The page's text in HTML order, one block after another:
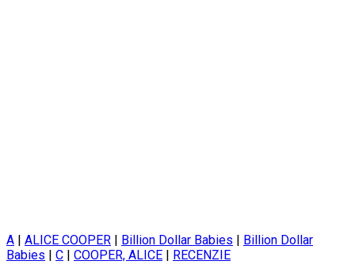
A | ALICE COOPER | Billion Dollar Babies | Billion Dollar
Babies | C | COOPER, ALICE | RECENZIE